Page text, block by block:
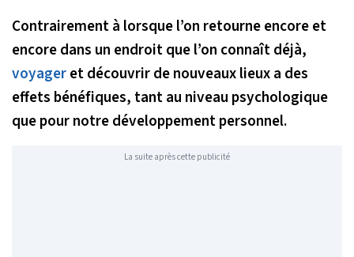
Contrairement à lorsque l’on retourne encore et
encore dans un endroit que l’on connaît déjà,
voyageret découvrir de nouveaux lieux a des
effets bénéfiques, tant au niveau psychologique
que pour notre développement personnel.
La suite après cette publicité